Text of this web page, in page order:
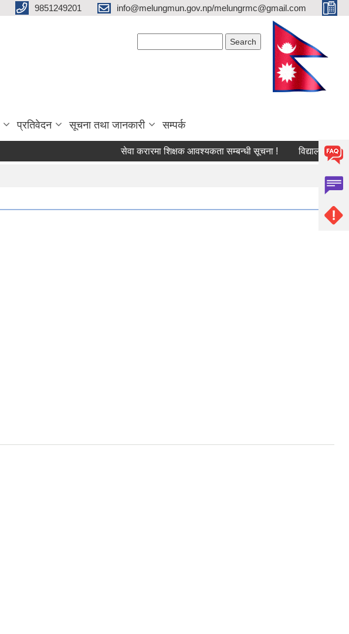
9851249201 info@melungmun.gov.np/melungrmc@gmail.com
प्रतिवेदन सूचना तथा जानकारी सम्पर्क
सेवा करारमा शिक्षक आवश्‍यकता सम्बन्धी सूचना ! विद्यालयको अन्तिम